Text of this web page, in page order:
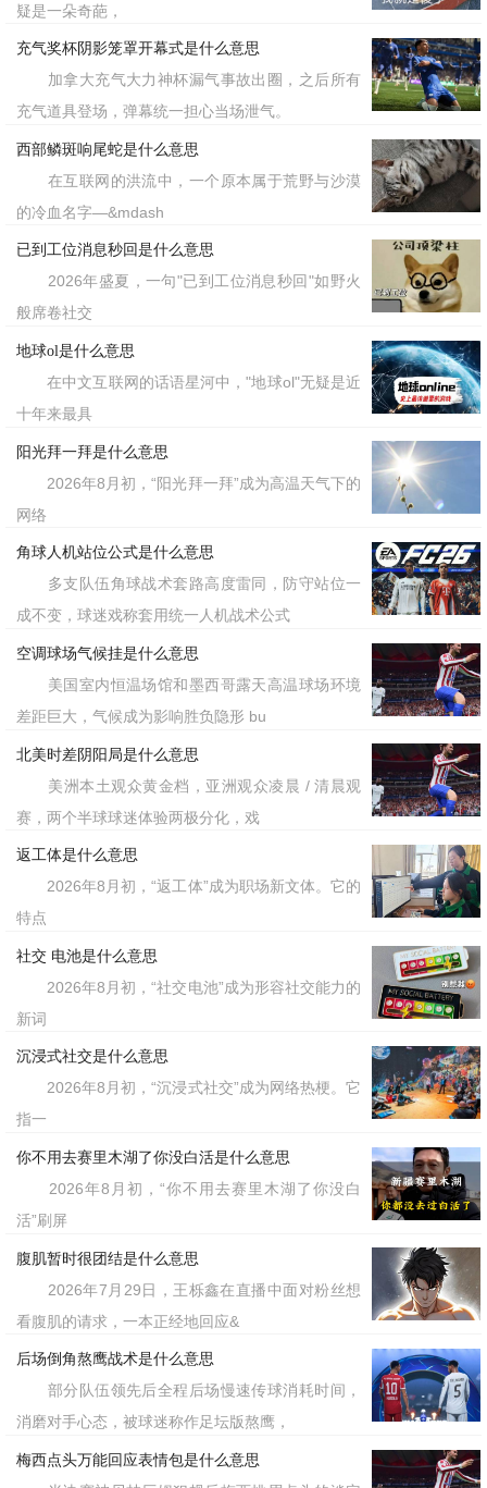
疑是一朵奇葩，
充气奖杯阴影笼罩开幕式是什么意思
加拿大充气大力神杯漏气事故出圈，之后所有
充气道具登场，弹幕统一担心当场泄气。
西部鳞斑响尾蛇是什么意思
在互联网的洪流中，一个原本属于荒野与沙漠
的冷血名字—&mdash
已到工位消息秒回是什么意思
2026年盛夏，一句"已到工位消息秒回"如野火
般席卷社交
地球ol是什么意思
在中文互联网的话语星河中，"地球ol"无疑是近
十年来最具
阳光拜一拜是什么意思
2026年8月初，“阳光拜一拜”成为高温天气下的
网络
角球人机站位公式是什么意思
多支队伍角球战术套路高度雷同，防守站位一
成不变，球迷戏称套用统一人机战术公式
空调球场气候挂是什么意思
美国室内恒温场馆和墨西哥露天高温球场环境
差距巨大，气候成为影响胜负隐形 bu
北美时差阴阳局是什么意思
美洲本土观众黄金档，亚洲观众凌晨 / 清晨观
赛，两个半球球迷体验两极分化，戏
返工体是什么意思
2026年8月初，“返工体”成为职场新文体。它的
特点
社交 电池是什么意思
2026年8月初，“社交电池”成为形容社交能力的
新词
沉浸式社交是什么意思
2026年8月初，“沉浸式社交”成为网络热梗。它
指一
你不用去赛里木湖了你没白活是什么意思
2026年8月初，“你不用去赛里木湖了你没白
活”刷屏
腹肌暂时很团结是什么意思
2026年7月29日，王栎鑫在直播中面对粉丝想
看腹肌的请求，一本正经地回应&
后场倒角熬鹰战术是什么意思
部分队伍领先后全程后场慢速传球消耗时间，
消磨对手心态，被球迷称作足坛版熬鹰，
梅西点头万能回应表情包是什么意思